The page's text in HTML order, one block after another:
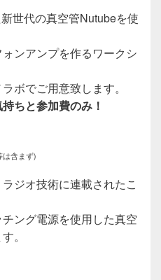
世代の真空管Nutubeを使
ンアンプを作るワークシ
ボでご用意致します。
ちと参加費のみ！
は含まず)
ジオ技術に連載されたこ
ング電源を使用した真空
。